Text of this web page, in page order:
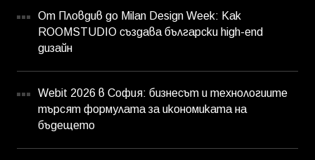
От Пловдив до Milan Design Week: Как
ROOMSTUDIO създава български high-end
дизайн
Webit 2026 в София: бизнесът и технологиите
търсят формулата за икономиката на
бъдещето